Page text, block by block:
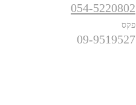
054-5220802
פקס
09-9519527